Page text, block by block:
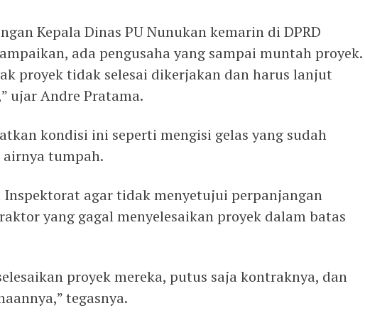
Kepala Dinas PU Nunukan kemarin di DPRD
ada pengusaha yang sampai muntah proyek.
proyek tidak selesai dikerjakan dan harus lanjut
ujar Andre Pratama.
kondisi ini seperti mengisi gelas yang sudah
airnya tumpah.
agar tidak menyetujui perpanjangan
yang gagal menyelesaikan proyek dalam batas
proyek mereka, putus saja kontraknya, dan
tegasnya.